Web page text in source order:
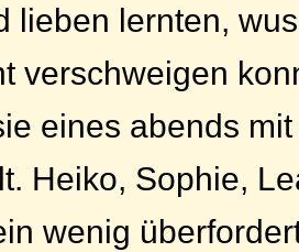
lieben lernten,
verschweigen
eines abends
Heiko, Sophie,
wenig